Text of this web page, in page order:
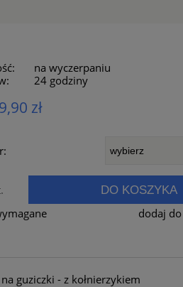
na wyczerpaniu
24 godziny
zł
DO KOSZYKA
dodaj
guziczki - z kołnierzykiem